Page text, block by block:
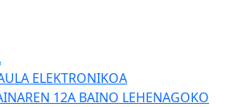
ELEKTRONIKOA
12A BAINO LEHENAGOKO